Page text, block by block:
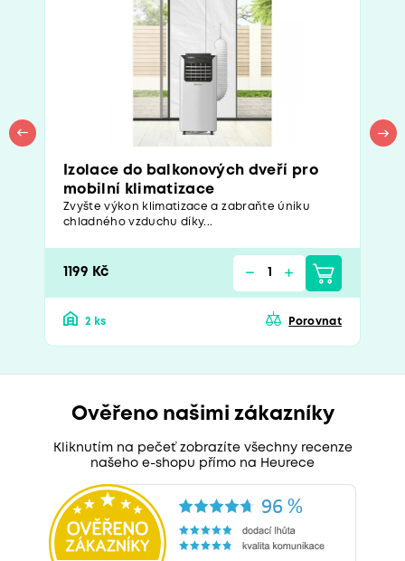
Izolace do balkonových dveří pro
mobilní klimatizace
Zvyšte výkon klimatizace a zabraňte úniku
chladného vzduchu díky...
1199 Kč
2 ks Porovnat
Ověřeno našimi zákazníky
Kliknutím na pečeť zobrazíte všechny recenze
našeho e-shopu přímo na Heurece